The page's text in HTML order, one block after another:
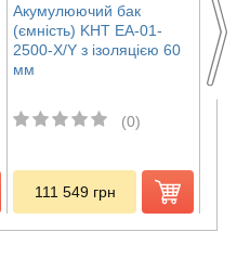
Акумулюючий бак
(ємність) KHT ЕА-01-
2500-X/Y з ізоляцією 60
мм
(0)
111 549 грн